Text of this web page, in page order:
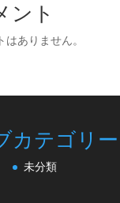
ント
ありません。
カテゴリー
未分類